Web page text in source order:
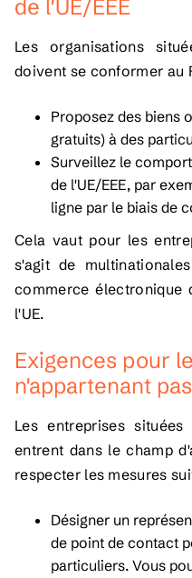
de l'UE/EEE
Les organisations
doivent se conformer au
Proposez des biens
gratuits) à des
Surveillez le
de l'UE/EEE, par
ligne par le biais de
Cela vaut pour les
s'agit de
commerce électronique
l'UE.
Exigences pour
n'appartenant
Les entreprises
entrent dans le champ
respecter les mesures
Désigner un
de point de contact
particuliers. Vous